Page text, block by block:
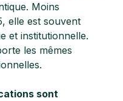
Moins
elle est souvent
et institutionnelle.
les mêmes
sont